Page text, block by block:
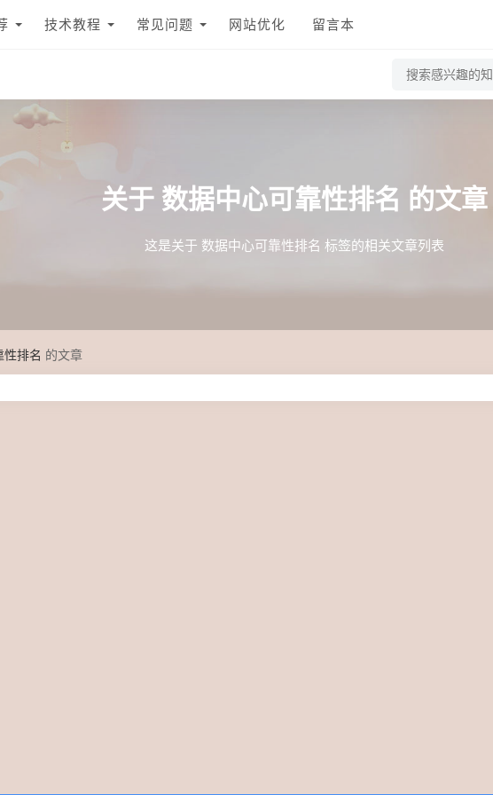
技术教程 常见问题 网站优化 留言本
关于 数据中心可靠性排名 的文章
这是关于 数据中心可靠性排名 标签的相关文章列表
排名 的文章